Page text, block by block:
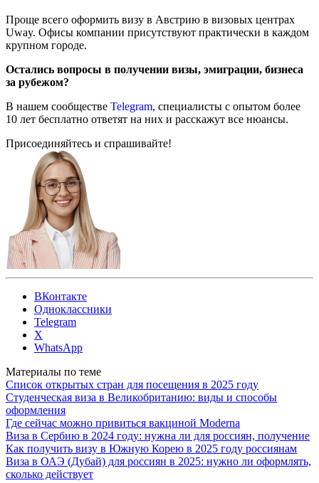
Проще всего оформить визу в Австрию в визовых центрах
Uway. Офисы компании присутствуют практически в каждом
крупном городе.
Остались вопросы в получении визы, эмиграции, бизнеса
за рубежом?
В нашем сообществе Telegram, специалисты с опытом более
10 лет бесплатно ответят на них и расскажут все нюансы.
Присоединяйтесь и спрашивайте!
ВКонтакте
Одноклассники
Telegram
X
WhatsApp
Материалы по теме
Список открытых стран для посещения в 2025 году
Студенческая виза в Великобританию: виды и способы
оформления
Где сейчас можно привиться вакциной Moderna
Виза в Сербию в 2024 году: нужна ли для россиян, получение
Как получить визу в Южную Корею в 2025 году россиянам
Виза в ОАЭ (Дубай) для россиян в 2025: нужно ли оформлять,
сколько действует